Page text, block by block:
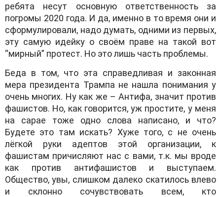
ребята несут основную ответственность за
погромы 2020 года. И да, именно в то время они и
сформулировали, надо думать, одними из первых,
эту самую идейку о своём праве на такой вот
“мирный” протест. Но это лишь часть проблемы.
Беда в том, что эта справедливая и законная
мера президента Трампа не нашла понимания у
очень многих. Ну как же – Антифа, значит против
фашистов. Но, как говорится, уж простите, у меня
на сарае тоже одно слова написано, и что?
Будете это там искать? Хуже того, с не очень
лёгкой руки адептов этой организации, к
фашистам причисляют нас с вами, т.к. мы вроде
как против антифашистов и выступаем.
Общество, увы, слишком далеко скатилось влево
и склонно сочувствовать всем, кто